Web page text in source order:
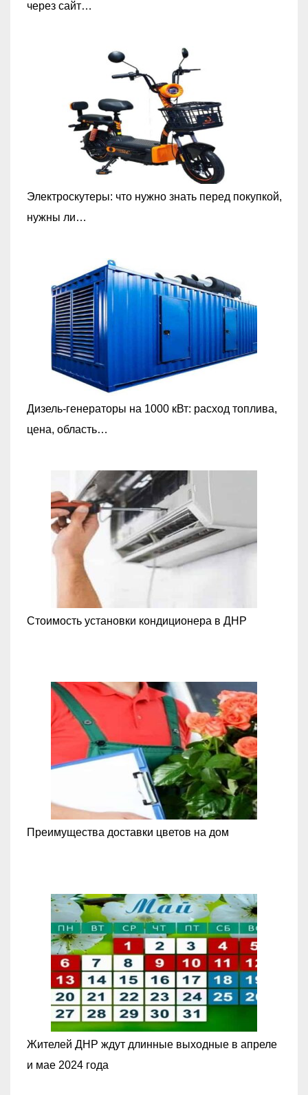
через сайт…
Электроскутеры: что нужно знать перед покупкой,
нужны ли…
Дизель-генераторы на 1000 кВт: расход топлива,
цена, область…
Стоимость установки кондиционера в ДНР
Преимущества доставки цветов на дом
Жителей ДНР ждут длинные выходные в апреле
и мае 2024 года